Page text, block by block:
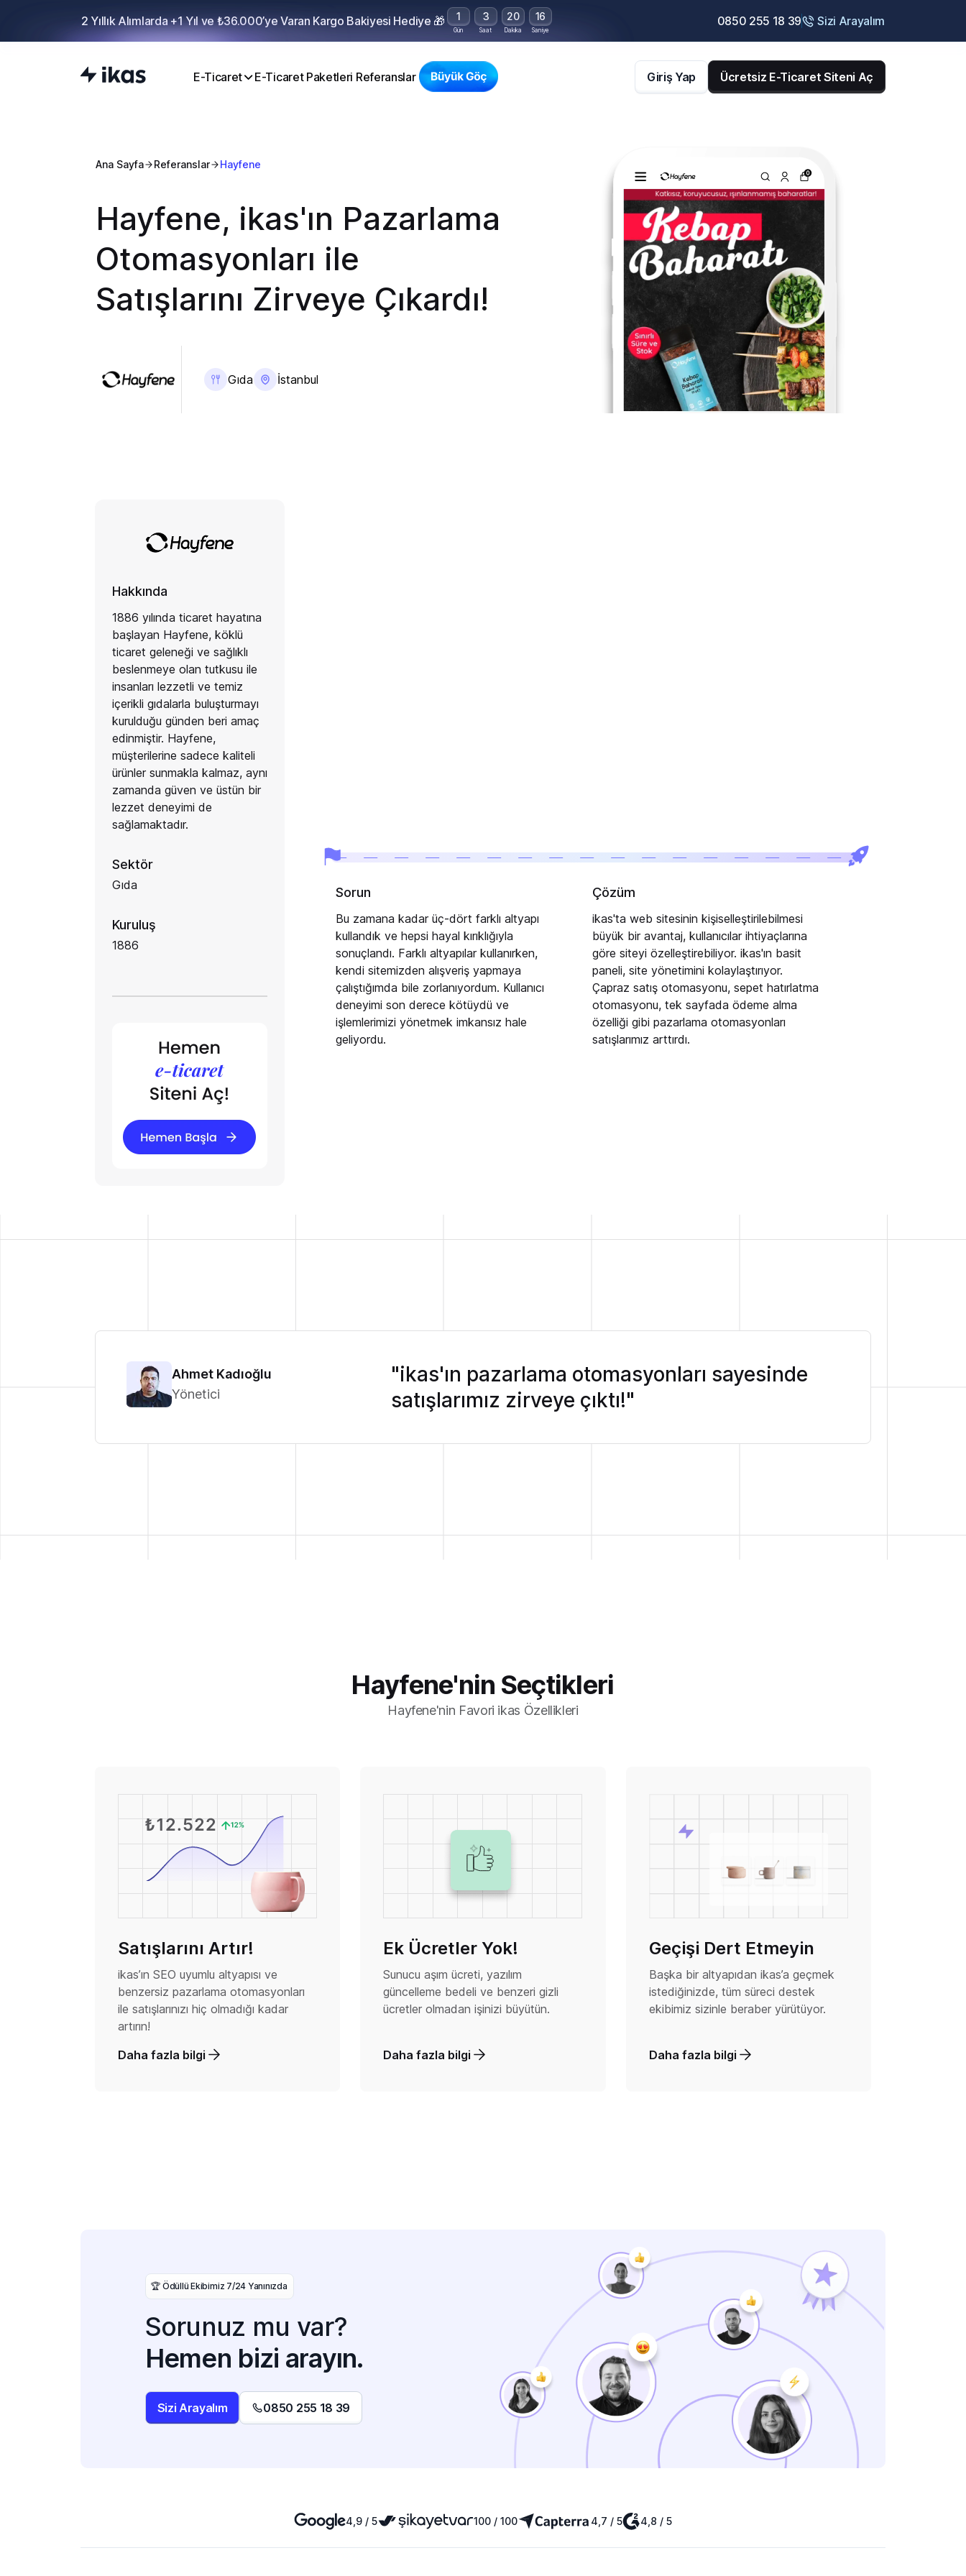
2 Yıllık Alımlarda +1 Yıl ve ₺36.000’ye Varan Kargo Bakiyesi Hediye 🎁 1
Gün
3
Saat
20
Dakika
15
Saniye
0850 255 18 39 Sizi Arayalım
E-Ticaret E-Ticaret Paketleri Referanslar Giriş Yap Ücretsiz E-Ticaret Siteni Aç
Ana Sayfa Referanslar Hayfene
Hayfene, ikas'ın Pazarlama
Otomasyonları ile
Satışlarını Zirveye Çıkardı!
Gıda İstanbul
Hakkında
1886 yılında ticaret hayatına
başlayan Hayfene, köklü
ticaret geleneği ve sağlıklı
beslenmeye olan tutkusu ile
insanları lezzetli ve temiz
içerikli gıdalarla buluşturmayı
kurulduğu günden beri amaç
edinmiştir. Hayfene,
müşterilerine sadece kaliteli
ürünler sunmakla kalmaz, aynı
zamanda güven ve üstün bir
lezzet deneyimi de
sağlamaktadır.
Sektör
Gıda
Kuruluş
1886
Sorun
Bu zamana kadar üç-dört farklı altyapı
kullandık ve hepsi hayal kırıklığıyla
sonuçlandı. Farklı altyapılar kullanırken,
kendi sitemizden alışveriş yapmaya
çalıştığımda bile zorlanıyordum. Kullanıcı
deneyimi son derece kötüydü ve
işlemlerimizi yönetmek imkansız hale
geliyordu.
Çözüm
ikas'ta web sitesinin kişiselleştirilebilmesi
büyük bir avantaj, kullanıcılar ihtiyaçlarına
göre siteyi özelleştirebiliyor. ikas'ın basit
paneli, site yönetimini kolaylaştırıyor.
Çapraz satış otomasyonu, sepet hatırlatma
otomasyonu, tek sayfada ödeme alma
özelliği gibi pazarlama otomasyonları
satışlarımız arttırdı.
Ahmet Kadıoğlu
Yönetici
"ikas'ın pazarlama otomasyonları sayesinde
satışlarımız zirveye çıktı!"
Hayfene'nin Seçtikleri
Hayfene'nin Favori ikas Özellikleri
Satışlarını Artır!
ikas’ın SEO uyumlu altyapısı ve
benzersiz pazarlama otomasyonları
ile satışlarınızı hiç olmadığı kadar
artırın!
Daha fazla bilgi
Ek Ücretler Yok!
Sunucu aşım ücreti, yazılım
güncelleme bedeli ve benzeri gizli
ücretler olmadan işinizi büyütün.
Daha fazla bilgi
Geçişi Dert Etmeyin
Başka bir altyapıdan ikas’a geçmek
istediğinizde, tüm süreci destek
ekibimiz sizinle beraber yürütüyor.
Daha fazla bilgi
️🏆 Ödüllü Ekibimiz 7/24 Yanınızda
Sorunuz mu var?
Hemen bizi arayın.
Sizi Arayalım 0850 255 18 39
4,9 / 5 100 / 100 4,7 / 5 4,8 / 5